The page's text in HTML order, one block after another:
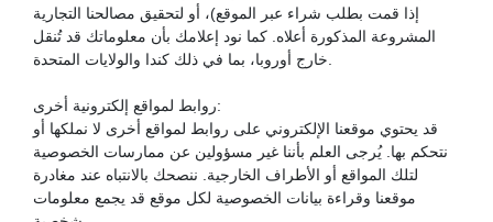
إذا قمت بطلب شراء عبر الموقع)، أو لتحقيق مصالحنا التجارية
المشروعة المذكورة أعلاه. كما نود إعلامك بأن معلوماتك قد تُنقل
روابط لمواقع إلكترونية أخرى:
قد يحتوي موقعنا الإلكتروني على روابط لمواقع أخرى لا نملكها أو
نتحكم بها. يُرجى العلم بأننا غير مسؤولين عن ممارسات الخصوصية
لتلك المواقع أو الأطراف الخارجية. ننصحك بالانتباه عند مغادرة
موقعنا وقراءة بيانات الخصوصية لكل موقع قد يجمع معلومات